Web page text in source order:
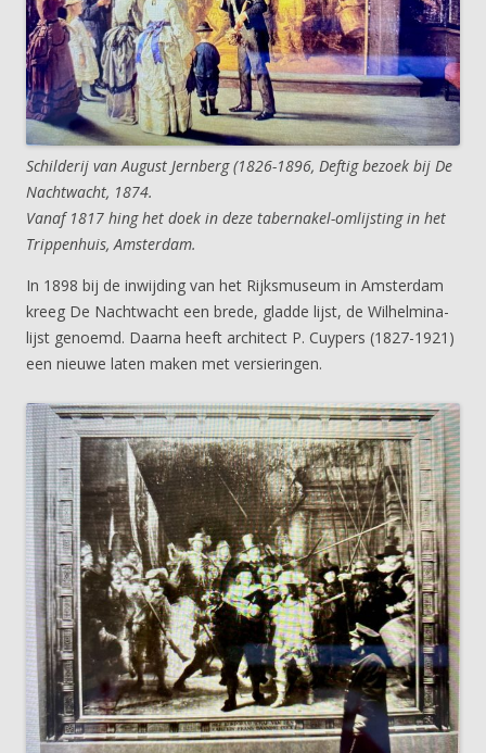
Schilderij van August Jernberg (1826-1896, Deftig bezoek bij De
Nachtwacht, 1874.
Vanaf 1817 hing het doek in deze tabernakel-omlijsting in het
Trippenhuis, Amsterdam.
In 1898 bij de inwijding van het Rijksmuseum in Amsterdam
kreeg De Nachtwacht een brede, gladde lijst, de Wilhelmina-
lijst genoemd. Daarna heeft architect P. Cuypers (1827-1921)
een nieuwe laten maken met versieringen.